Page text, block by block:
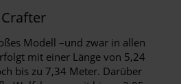
Modell –und zwar in allen
mit einer Länge von 5,24
bis zu 7,34 Meter. Darüber